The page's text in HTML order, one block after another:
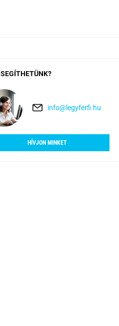
SEGÍTHETÜNK?
info@legyferfi.hu
HÍVJON MINKET